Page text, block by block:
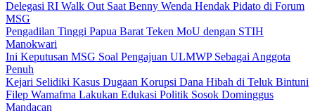
Delegasi RI Walk Out Saat Benny Wenda Hendak Pidato di Forum
MSG
Pengadilan Tinggi Papua Barat Teken MoU dengan STIH
Manokwari
Ini Keputusan MSG Soal Pengajuan ULMWP Sebagai Anggota
Penuh
Kejari Selidiki Kasus Dugaan Korupsi Dana Hibah di Teluk Bintuni
Filep Wamafma Lakukan Edukasi Politik Sosok Dominggus
Mandacan